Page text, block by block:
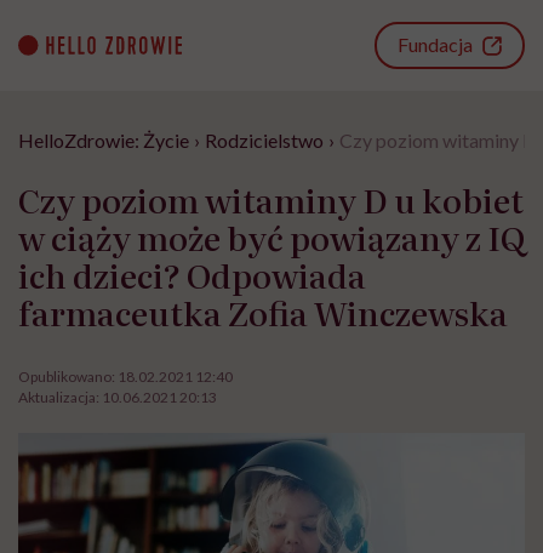
content
Fundacja
HelloZdrowie: Życie › Rodzicielstwo › Czy poziom witaminy
Czy poziom witaminy D u kobiet
w ciąży może być powiązany z IQ
ich dzieci? Odpowiada
farmaceutka Zofia Winczewska
Opublikowano: 18.02.2021 12:40
Aktualizacja: 10.06.2021 20:13